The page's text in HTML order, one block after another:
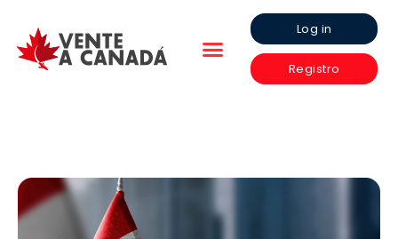
Log in
Registro